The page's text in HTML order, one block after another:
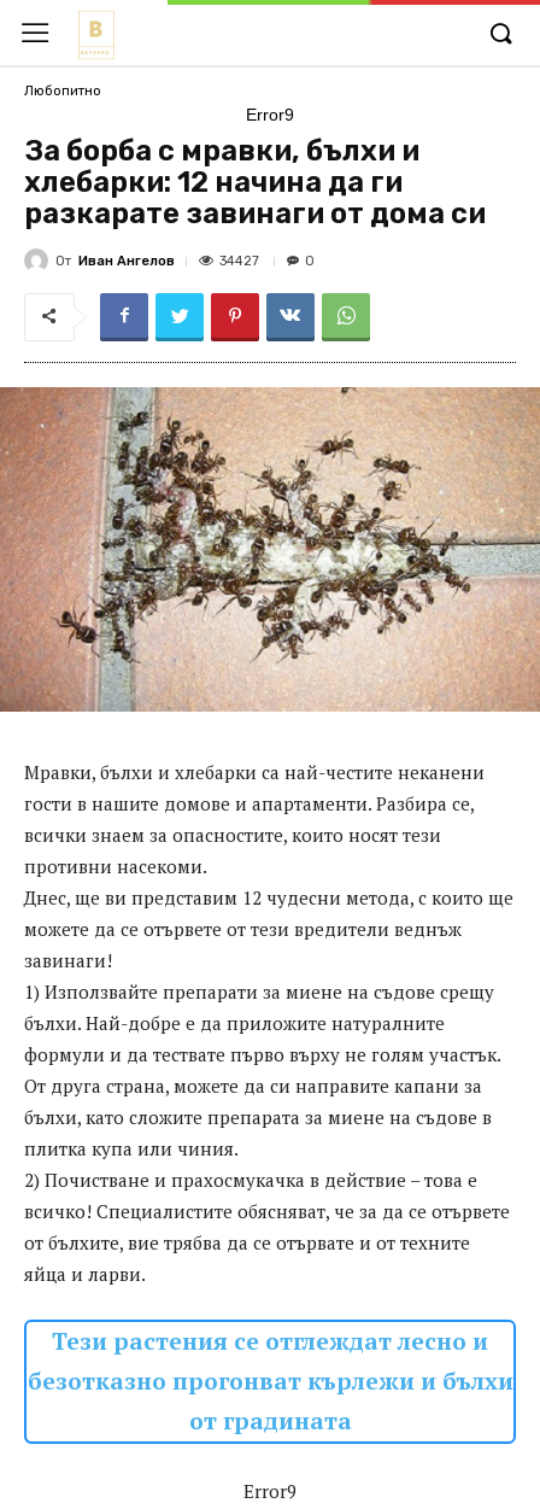
Любопитно
Error9
За борба с мравки, бълхи и
хлебарки: 12 начина да ги
разкарате завинаги от дома си
От Иван Ангелов 34427 0
Мравки, бълхи и хлебарки са най-честите неканени
гости в нашите домове и апартаменти. Разбира се,
всички знаем за опасностите, които носят тези
противни насекоми.
Днес, ще ви представим 12 чудесни метода, с които ще
можете да се отървете от тези вредители веднъж
завинаги!
1) Използвайте препарати за миене на съдове срещу
бълхи. Най-добре е да приложите натуралните
формули и да тествате първо върху не голям участък.
От друга страна, можете да си направите капани за
бълхи, като сложите препарата за миене на съдове в
плитка купа или чиния.
2) Почистване и прахосмукачка в действие – това е
всичко! Специалистите обясняват, че за да се отървете
от бълхите, вие трябва да се отървате и от техните
яйца и ларви.
Тези растения се отглеждат лесно и
безотказно прогонват кърлежи и бълхи
от градината
Error9